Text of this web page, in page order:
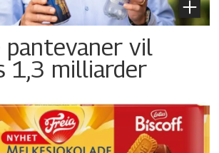
pantevaner vil
1,3 milliarder